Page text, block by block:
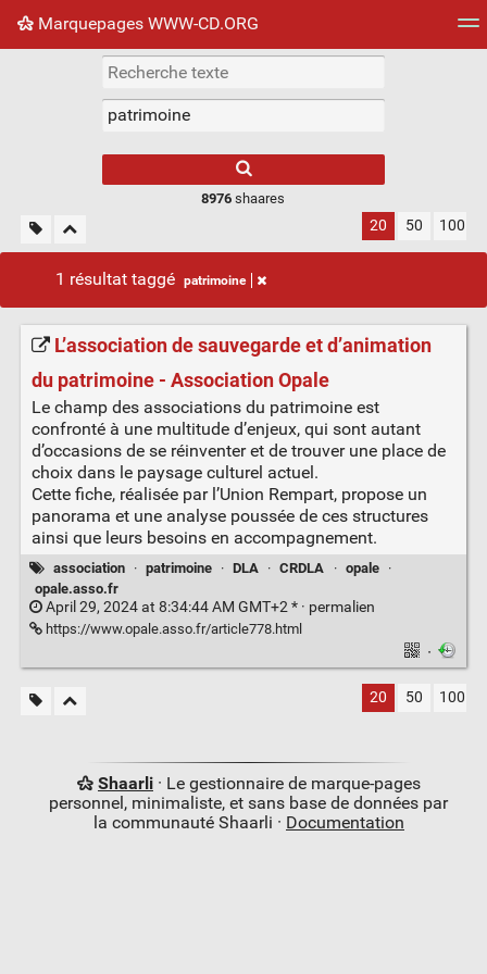
Marquepages WWW-CD.ORG
Nuage de tags Mur d'images
8976 shaares
20 50 100
1 résultat taggé patrimoine
L’association de sauvegarde et d’animation
du patrimoine - Association Opale
Le champ des associations du patrimoine est
confronté à une multitude d’enjeux, qui sont autant
d’occasions de se réinventer et de trouver une place de
choix dans le paysage culturel actuel.
Cette fiche, réalisée par l’Union Rempart, propose un
panorama et une analyse poussée de ces structures
ainsi que leurs besoins en accompagnement.
association · patrimoine · DLA · CRDLA · opale
·
opale.asso.fr
April 29, 2024 at 8:34:44 AM GMT+2 * · permalien
https://www.opale.asso.fr/article778.html
·
20 50 100
Shaarli· Le gestionnaire de marque-pages
personnel, minimaliste, et sans base de données par
la communauté Shaarli · Documentation